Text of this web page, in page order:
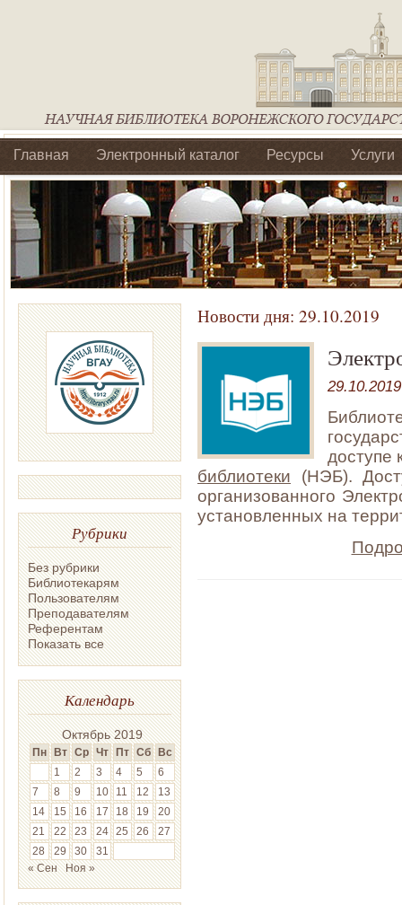
Главная Электронный каталог Ресурсы Услуги
Библиотеки регионального отделения Ассоциации
Рубрики
Без рубрики
Библиотекарям
Пользователям
Преподавателям
Референтам
Показать все
Календарь
Октябрь 2019
Пн Вт Ср Чт Пт Сб Вс
1
2 3 4 5
6
7
8 9 10 11 12
13
14
15 16 17 18 19
20
21
22 23 24 25 26
27
28
29 30
31
« Сен
Ноя »
Новости дня: 29.10.2019
29.10.2019
доступе
библиотеки (НЭБ).
организованного
установленных на